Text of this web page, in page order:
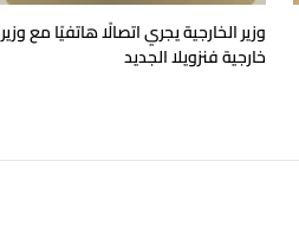
وزير الخارجية يجري اتصالًا هاتفيًا مع وزير
خارجية فنزويلا الجديد